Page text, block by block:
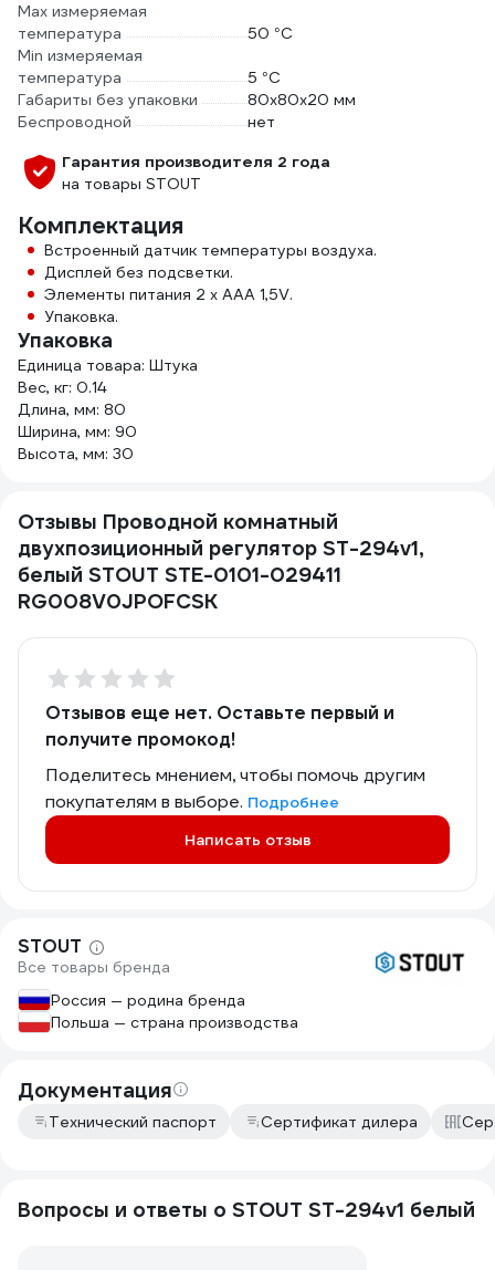
Max измеряемая
температура
50 °С
Min измеряемая
температура
5 °С
Габариты без упаковки
80х80х20 мм
Беспроводной
нет
Гарантия производителя 2 года
на товары STOUT
Комплектация
Встроенный датчик температуры воздуха.
Дисплей без подсветки.
Элементы питания 2 х AAA 1,5V.
Упаковка.
Упаковка
Единица товара: Штука
Вес, кг: 0.14
Длина, мм: 80
Ширина, мм: 90
Высота, мм: 30
Отзывы Проводной комнатный
двухпозиционный регулятор ST-294v1,
белый STOUT STE-0101-029411
RG008V0JPOFCSK
Отзывов еще нет. Оставьте первый и
получите промокод!
Поделитесь мнением, чтобы помочь другим
покупателям в выборе. Подробнее
Написать отзыв
STOUT
Все товары бренда
Россия — родина бренда
Польша — страна производства
Документация
Технический паспорт Сертификат дилера
Вопросы и ответы о STOUT ST-294v1 белый